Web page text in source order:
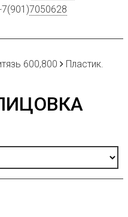
7050628
600,800
Пластик.